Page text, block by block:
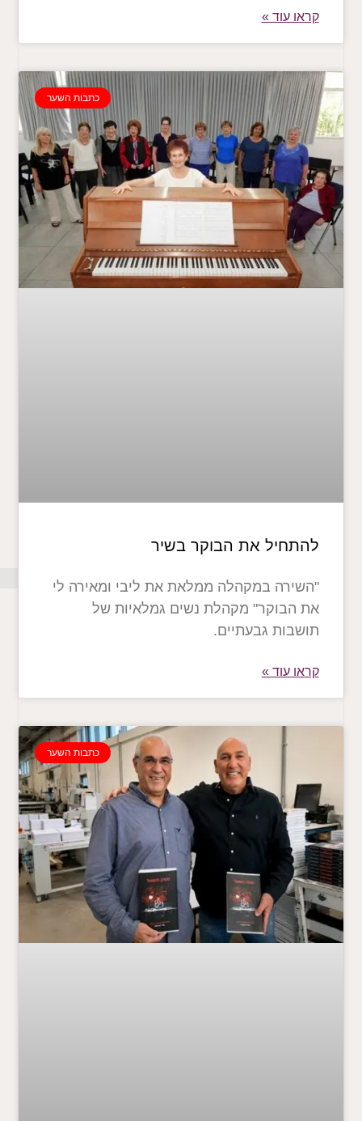
קראו עוד »
כתבות השער
להתחיל את הבוקר בשיר
"השירה במקהלה ממלאת את ליבי ומאירה לי
את הבוקר" מקהלת נשים גמלאיות של
תושבות גבעתיים.
קראו עוד »
כתבות השער